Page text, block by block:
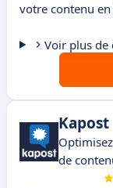
votre contenu
Voir plus de
Kapost
de